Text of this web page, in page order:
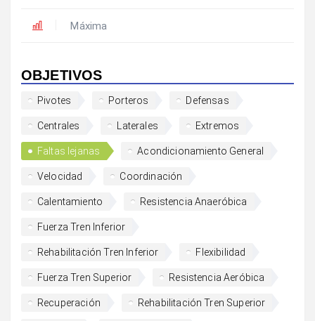
Máxima
OBJETIVOS
Pivotes Porteros Defensas
Centrales Laterales Extremos
Faltas lejanas Acondicionamiento General
Velocidad Coordinación
Calentamiento Resistencia Anaeróbica
Fuerza Tren Inferior
Rehabilitación Tren Inferior Flexibilidad
Fuerza Tren Superior Resistencia Aeróbica
Recuperación Rehabilitación Tren Superior